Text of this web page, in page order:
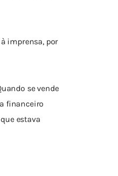
imprensa, por
se vende
financeiro
estava